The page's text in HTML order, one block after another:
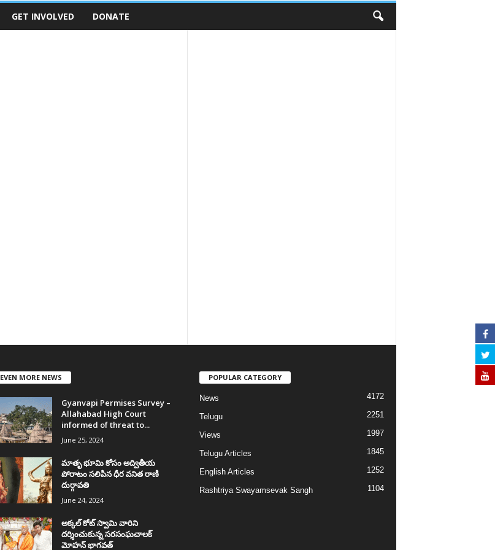
GET INVOLVED DONATE
EVEN MORE NEWS
Gyanvapi Permises Survey –
Allahabad High Court
informed of threat to...
June 25, 2024
మాతృ భూమి కోసం అద్వితీయ
పోరాటం సలిపిన ధీర వనిత రాణి
దుర్గావతి
June 24, 2024
అక్కల్‌ కోట్‌ స్వామి వారిని
దర్శించుకున్న సరసంఘచాలక్
మోహన్ భాగవత్
POPULAR CATEGORY
News 4172
Telugu 2251
Views 1997
Telugu Articles 1845
English Articles 1252
Rashtriya Swayamsevak Sangh 1104